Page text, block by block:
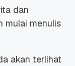
dan
mulai menulis
akan terlihat